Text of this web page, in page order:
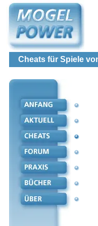
Cheats für Spiele